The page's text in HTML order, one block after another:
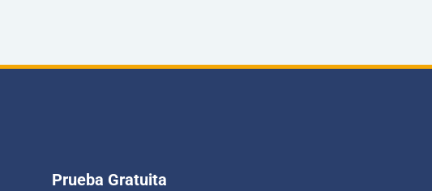
Prueba Gratuita